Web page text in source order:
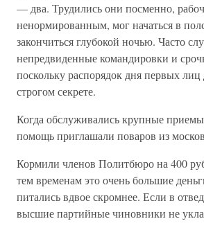
— два. Трудились они посменно,
ненормированным, мог начаться в
закончиться глубокой ночью. Часто
непредвиденные командировки и
поскольку распорядок дня первых лиц
строгом секрете.
Когда обслуживались крупные
помощь приглашали поваров из
Кормили членов Политбюро на 400
тем временам это очень большие
питались вдвое скромнее. Если в
высшие партийные чиновники не